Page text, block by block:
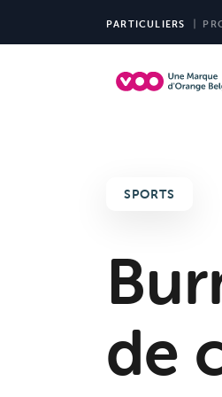
PARTICULIERS
SPORTS
de